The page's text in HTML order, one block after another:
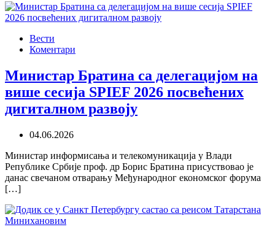
Вести
Коментари
Министар Братина са делегацијом на
више сесија SPIEF 2026 посвећених
дигиталном развоју
04.06.2026
Министар информисања и телекомуникација у Влади
Републике Србије проф. др Борис Братина присуствовао је
данас свечаном отварању Међународног економског форума
[…]